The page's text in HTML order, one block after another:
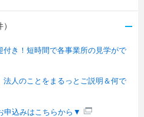
付き！短時間で各事業所の見学がで
法人のことをまるっとご説明＆何で
申込みはこちらから▼